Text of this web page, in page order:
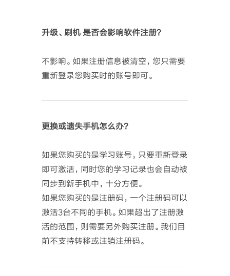
升级、刷机 是否会影响软件注册？
不影响。如果注册信息被清空，您只需要
重新登录您购买时的账号即可。
更换或遗失手机怎么办？
如果您购买的是学习账号，只要重新登录
即可激活，同时您的学习记录也会自动被
同步到新手机中，十分方便。
如果您购买的是注册码，一个注册码可以
激活3台不同的手机。如果超出了注册激
活的范围，则需要另外购买注册。我们目
前不支持转移或注销注册码。